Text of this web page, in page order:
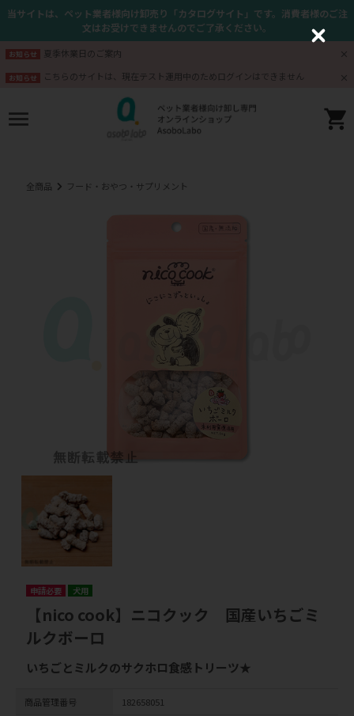
当サイトは、ペット業者様向け卸売り「カタログサイト」です。消費者様のご注
文はお受けできませんのでご了承ください。
お知らせ 夏季休業日のご案内
お知らせ こちらのサイトは、現在テスト運用中のためログインはできません
全商品 フード・おやつ・サプリメント
申請必要 犬用
【nico cook】ニコクック 国産いちごミ
ルクボーロ
いちごとミルクのサクホロ食感トリーツ★
商品管理番号 182658051
C